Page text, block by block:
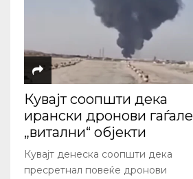
Кувајт соопшти дека
ирански дронови гаѓале
„витални“ објекти
Кувајт денеска соопшти дека
пресретнал повеќе дронови